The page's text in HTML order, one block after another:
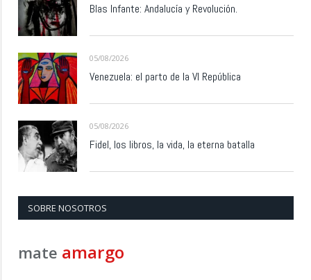
Blas Infante: Andalucía y Revolución.
05/08/2026
Venezuela: el parto de la VI República
05/08/2026
Fidel, los libros, la vida, la eterna batalla
SOBRE NOSOTROS
mate amargo